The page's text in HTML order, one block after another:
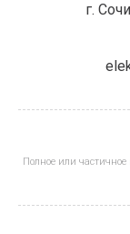
г.
Полное или